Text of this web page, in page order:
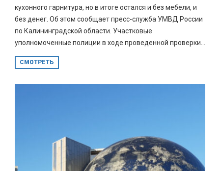
кухонного гарнитура, но в итоге остался и без мебели, и
без денег. Об этом сообщает пресс-служба УМВД России
по Калининградской области. Участковые
уполномоченные полиции в ходе проведенной проверки...
СМОТРЕТЬ